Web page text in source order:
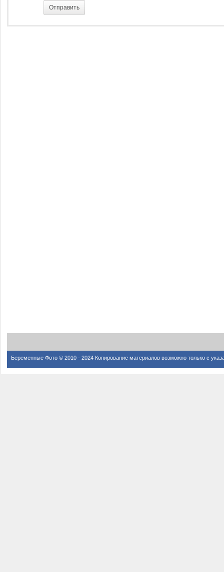
Отправить
Беременные Фото © 2010 - 2024 Копирование материалов возможно только с